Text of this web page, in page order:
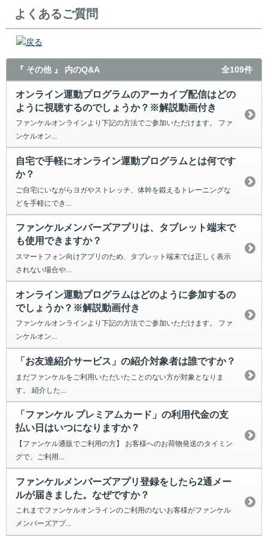
よくあるご質問
戻る
『 その他 』 内のQ&A 全109件
オンライン運動プログラムのアーカイブ配信はどの
ように視聴するのでしょうか？※解説動画付き
ファンケルオンラインより下記の方法でご参加いただけます。 ファ
ンケルオン...
自宅で手軽にオンライン運動プログラムとは何です
か？
ご自宅にいながらヨガやストレッチ、体幹を鍛えるトレーニングな
どを手軽にでき...
ファンケルメンバーズアプリは、タブレット端末で
も使用できますか？
スマートフォン向けアプリのため、タブレット端末では正しく表示
されない場合や...
オンライン運動プログラムはどのように参加するの
でしょうか？※解説動画付き
ファンケルオンラインより下記の方法でご参加いただけます。 ファ
ンケルオン...
「お友達紹介サービス」の紹介対象者は誰ですか？
まだファンケルをご利用いただいたことのない方が対象となりま
す。 紹介した...
「ファンケル プレミアムカード」の利用代金の支
払い日はいつになりますか？
【ファンケル通販でご利用の方】 お客様へのお荷物発送のタイミン
グで、ご利用...
ファンケルメンバーズアプリ登録をしたら2通メー
ルが届きました。なぜですか？
これまでファンケルオンラインのご利用のないお客様がファンケル
メンバーズアプ...